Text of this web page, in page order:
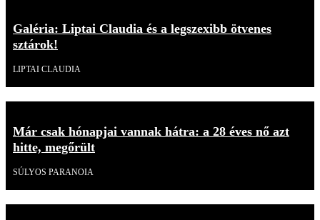
Galéria: Liptai Claudia és a legszexibb ötvenes
sztárok!
LIPTAI CLAUDIA
Már csak hónapjai vannak hátra: a 28 éves nő azt
hitte, megőrült
SÚLYOS PARANOIA